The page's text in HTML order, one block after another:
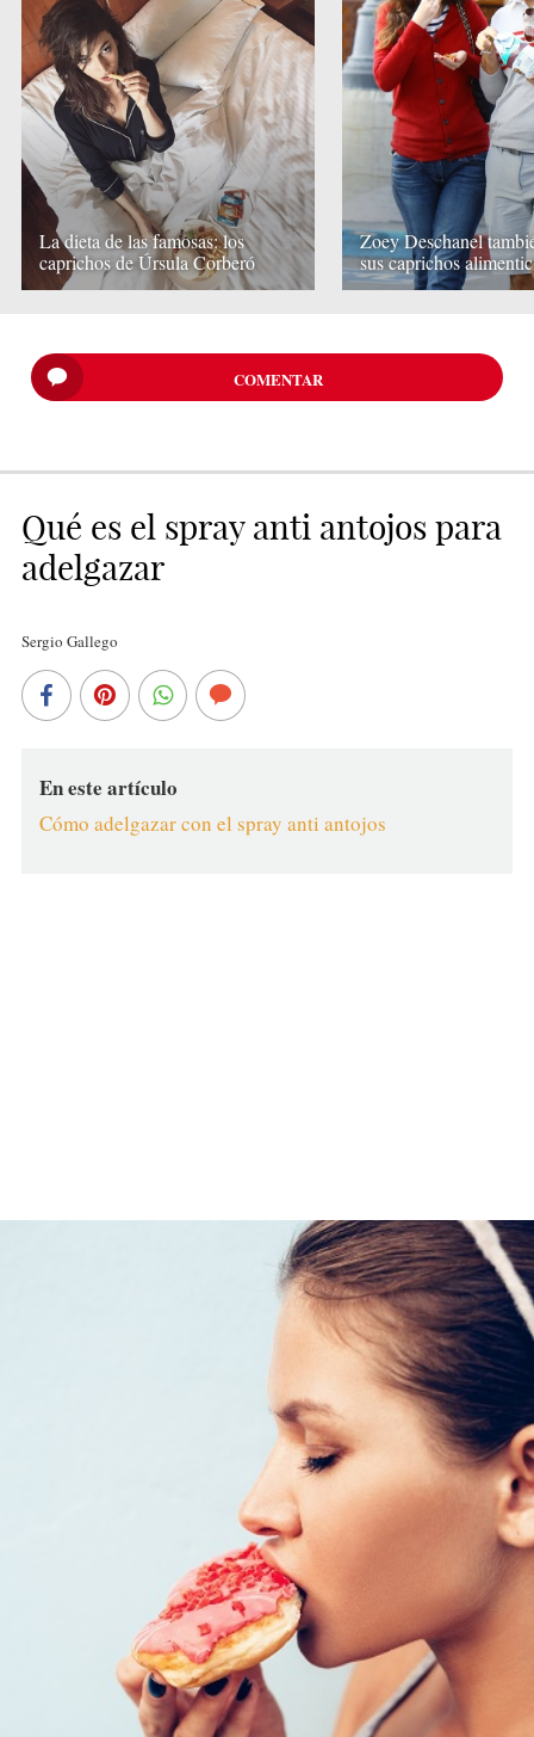
La dieta de las famosas: los
caprichos de Úrsula Corberó
Zoey Deschanel
sus caprichos
COMENTAR
Qué es el spray anti antojos para
adelgazar
Sergio Gallego
En este artículo
Cómo adelgazar con el spray anti antojos